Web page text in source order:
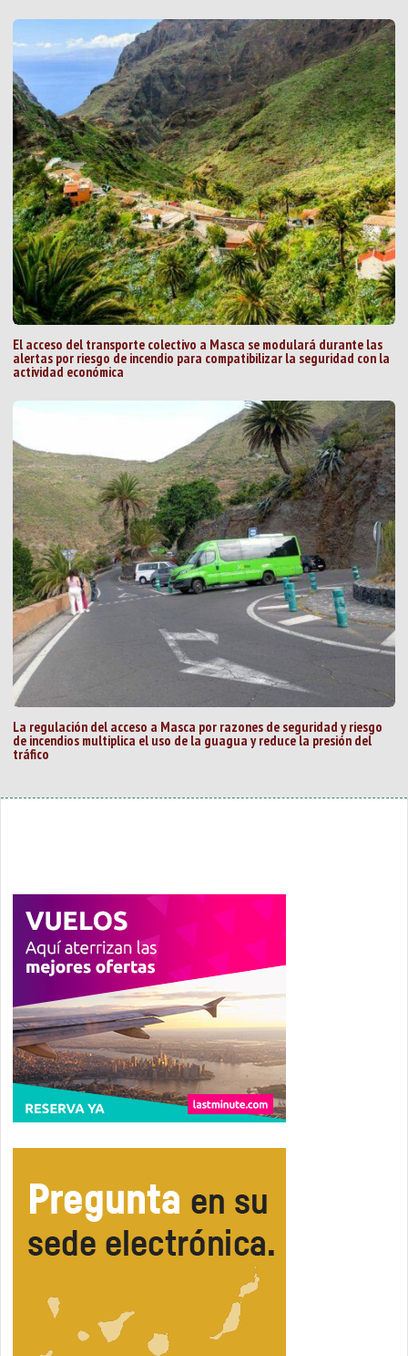
El acceso del transporte colectivo a Masca se modulará durante las
alertas por riesgo de incendio para compatibilizar la seguridad con la
actividad económica
La regulación del acceso a Masca por razones de seguridad y riesgo
de incendios multiplica el uso de la guagua y reduce la presión del
tráfico